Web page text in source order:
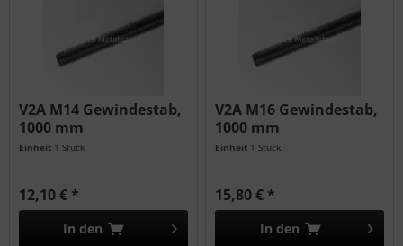
V2A M14 Gewindestab,
1000 mm
Einheit 1 Stück
12,10 € *
In den
V2A M16 Gewindestab,
1000 mm
Einheit 1 Stück
15,80 € *
In den